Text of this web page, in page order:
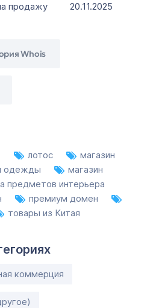
продажу
20.11.2025
Whois
лотос
магазин
одежды
магазин
предметов интерьера
премиум домен
товары из Китая
коммерция